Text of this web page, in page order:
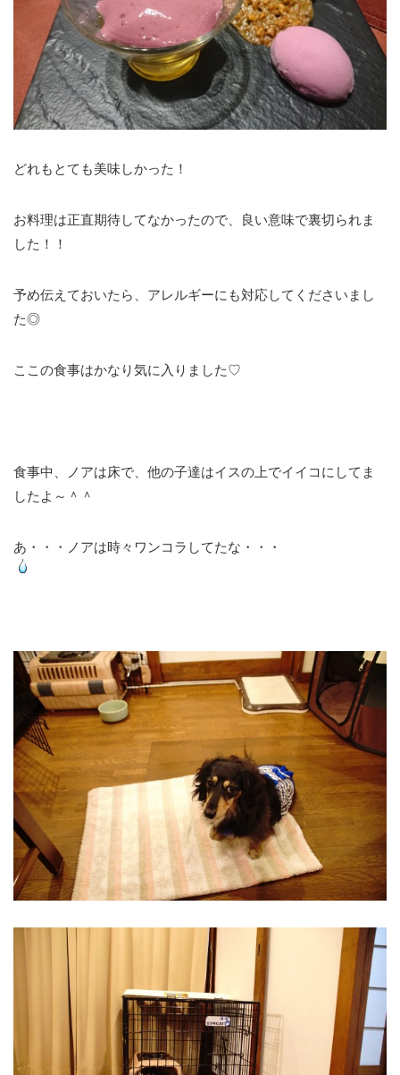
どれもとても美味しかった！
お料理は正直期待してなかったので、良い意味で裏切られま
した！！
予め伝えておいたら、アレルギーにも対応してくださいまし
た◎
ここの食事はかなり気に入りました♡
食事中、ノアは床で、他の子達はイスの上でイイコにしてま
したよ～＾＾
あ・・・ノアは時々ワンコラしてたな・・・